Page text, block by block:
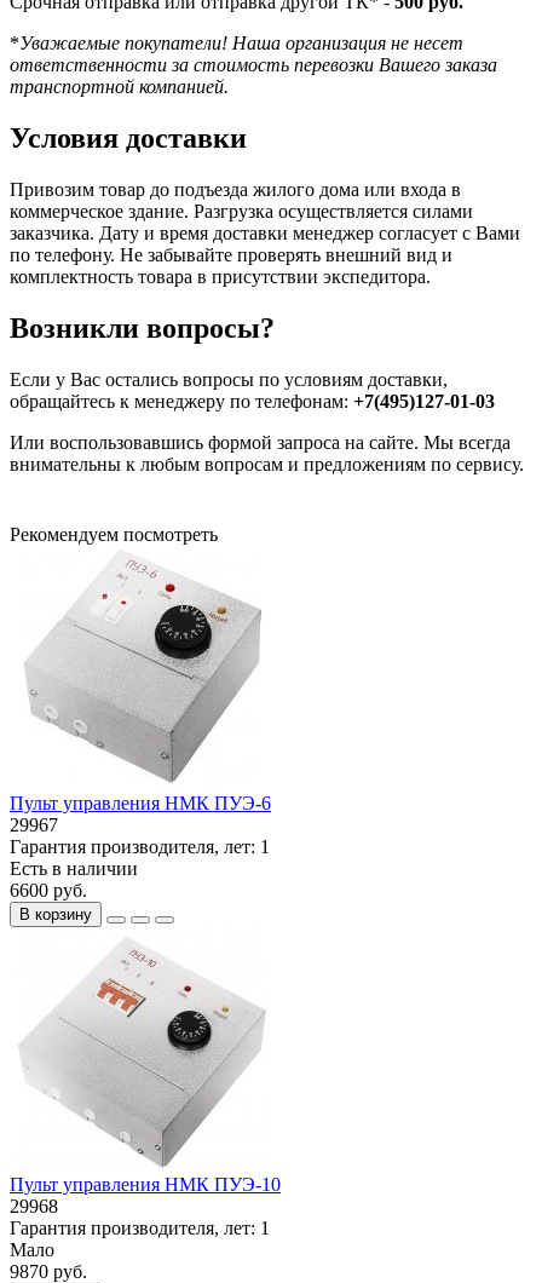
*Уважаемые покупатели! Наша организация не несет
ответственности за стоимость перевозки Вашего заказа
транспортной компанией.
Условия доставки
Привозим товар до подъезда жилого дома или входа в
коммерческое здание. Разгрузка осуществляется силами
заказчика. Дату и время доставки менеджер согласует с Вами
по телефону. Не забывайте проверять внешний вид и
комплектность товара в присутствии экспедитора.
Возникли вопросы?
Если у Вас остались вопросы по условиям доставки,
обращайтесь к менеджеру по телефонам: +7(495)127-01-03
Или воспользовавшись формой запроса на сайте. Мы всегда
внимательны к любым вопросам и предложениям по сервису.
Рекомендуем посмотреть
Пульт управления НМК ПУЭ-6
29967
Гарантия производителя, лет: 1
Есть в наличии
6600 руб.
В корзину
Пульт управления НМК ПУЭ-10
29968
Гарантия производителя, лет: 1
Мало
9870 руб.